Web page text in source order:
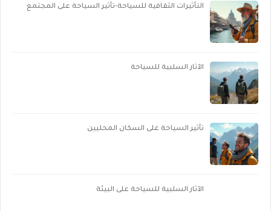
التأثيرات الثقافية للسياحة-تأثير السياحة على المجتمع
الآثار السلبية للسياحة
تأثير السياحة على السكان المحليين
الآثار السلبية للسياحة على البيئة